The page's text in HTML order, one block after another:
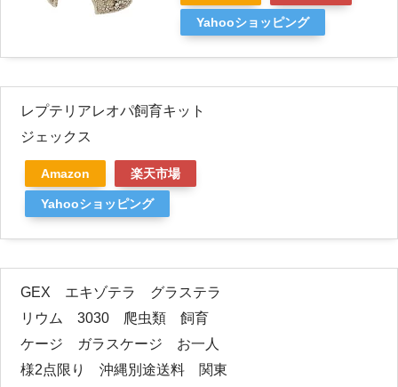
Yahooショッピング
レプテリアレオパ飼育キット
ジェックス
Amazon 楽天市場
Yahooショッピング
GEX エキゾテラ グラステラ
リウム 3030 爬虫類 飼育
ケージ ガラスケージ お一人
様2点限り 沖縄別途送料 関東